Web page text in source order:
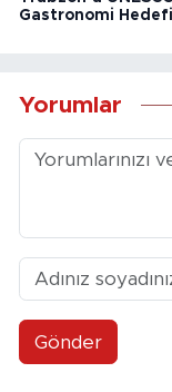
Gastronomi Hedefi
Yorumlar
Gönder